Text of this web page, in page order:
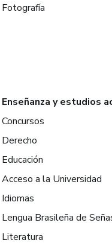
Fotografía
Enseñanza y estudios
Concursos
Derecho
Educación
Acceso a la Universidad
Idiomas
Lengua Brasileña de
Literatura